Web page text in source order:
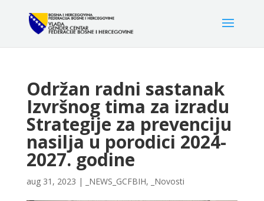
Održan radni sastanak
Izvršnog tima za izradu
Strategije za prevenciju
nasilja u porodici 2024-
2027. godine
aug 31, 2023 | _NEWS_GCFBIH, _Novosti